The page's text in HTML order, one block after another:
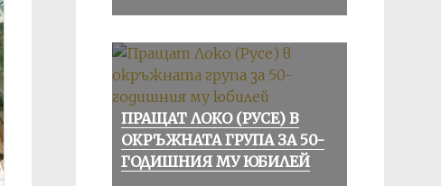
ПРАЩАТ ЛОКО (РУСЕ) В
ОКРЪЖНАТА ГРУПА ЗА 50-
ГОДИШНИЯ МУ ЮБИЛЕЙ